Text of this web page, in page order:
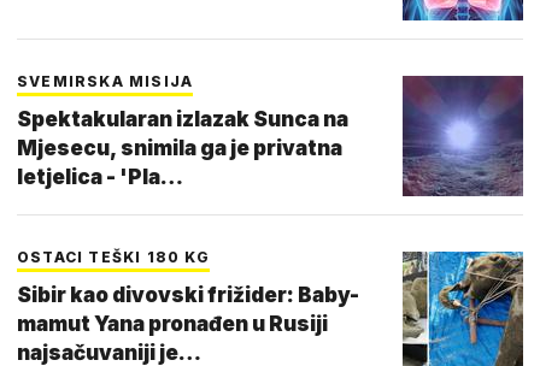
SVEMIRSKA MISIJA
Spektakularan izlazak Sunca na
Mjesecu, snimila ga je privatna
letjelica - 'Pla…
OSTACI TEŠKI 180 KG
Sibir kao divovski frižider: Baby-
mamut Yana pronađen u Rusiji
najsačuvaniji je…